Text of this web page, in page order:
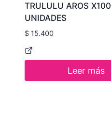
TRULULU AROS X100
UNIDADES
$ 15.400
Leer más